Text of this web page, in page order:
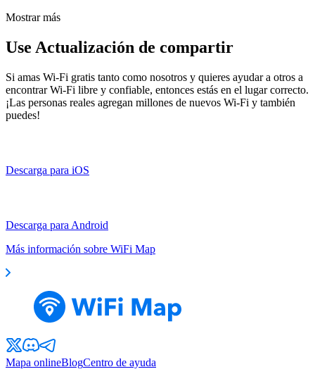
Mostrar más
Use Actualización de compartir
Si amas Wi-Fi gratis tanto como nosotros y quieres ayudar a otros a
encontrar Wi-Fi libre y confiable, entonces estás en el lugar correcto.
¡Las personas reales agregan millones de nuevos Wi-Fi y también
puedes!
Descarga para iOS
Descarga para Android
Más información sobre WiFi Map
Mapa onlineBlogCentro de ayuda